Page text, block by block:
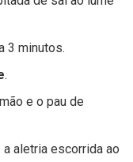
3 minutos.
.
e o pau de
a aletria escorrida ao